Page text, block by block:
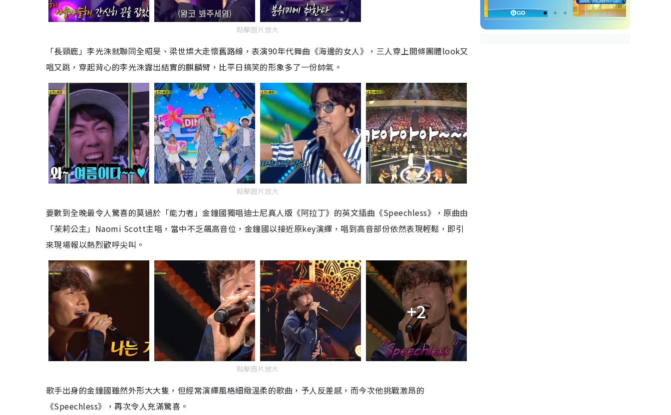
點擊圖片放大
「長頸鹿」李光洙就聯同全昭旻、梁世燦大走懷舊路線，表演90年代舞曲《海邊的女人》，三人穿上間條團體look又
唱又跳，穿起背心的李光洙露出結實的麒麟臂，比平日搞笑的形象多了一份帥氣。
點擊圖片放大
要數到全晚最令人驚喜的莫過於「能力者」金鐘國獨唱迪士尼真人版《阿拉丁》的英文插曲《Speechless》，原曲由
「茉莉公主」 Naomi Scott主唱，當中不乏飆高音位，金鐘國以接近原key演繹，唱到高音部份依然表現輕鬆，即引
來現場報以熱烈歡呼尖叫。
+2
點擊圖片放大
歌手出身的金鐘國雖然外形大大隻，但經常演繹風格細緻溫柔的歌曲，予人反差感，而今次他挑戰激昂的
《Speechless》，再次令人充滿驚喜。